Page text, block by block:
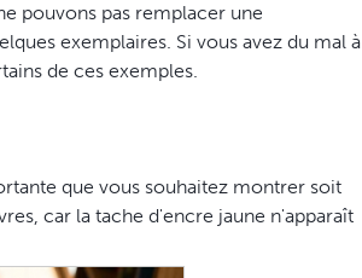
pouvons pas remplacer une
exemplaires. Si vous avez du mal à
de ces exemples.
que vous souhaitez montrer soit
car la tache d'encre jaune n'apparaît